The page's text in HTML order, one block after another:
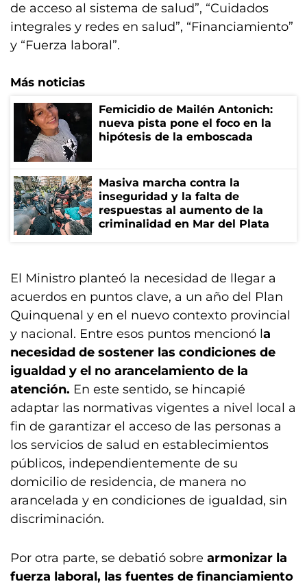
de acceso al sistema de salud”, “Cuidados
integrales y redes en salud”, “Financiamiento”
y “Fuerza laboral”.
Más noticias
Femicidio de Mailén Antonich:
nueva pista pone el foco en la
hipótesis de la emboscada
Masiva marcha contra la
inseguridad y la falta de
respuestas al aumento de la
criminalidad en Mar del Plata
El Ministro planteó la necesidad de llegar a
acuerdos en puntos clave, a un año del Plan
Quinquenal y en el nuevo contexto provincial
y nacional. Entre esos puntos mencionó la
necesidad de sostener las condiciones de
igualdad y el no arancelamiento de la
atención. En este sentido, se hincapié
adaptar las normativas vigentes a nivel local a
fin de garantizar el acceso de las personas a
los servicios de salud en establecimientos
públicos, independientemente de su
domicilio de residencia, de manera no
arancelada y en condiciones de igualdad, sin
discriminación.
Por otra parte, se debatió sobre armonizar la
fuerza laboral, las fuentes de financiamiento